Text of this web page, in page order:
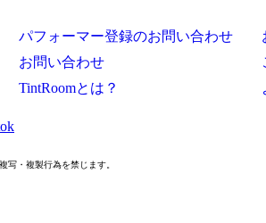
パフォーマー登録のお問い合わせ
お問い合わせ
TintRoomとは？
写・複製行為を禁じます。